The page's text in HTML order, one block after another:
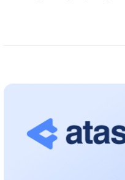
تۇلعالار كەرەك!